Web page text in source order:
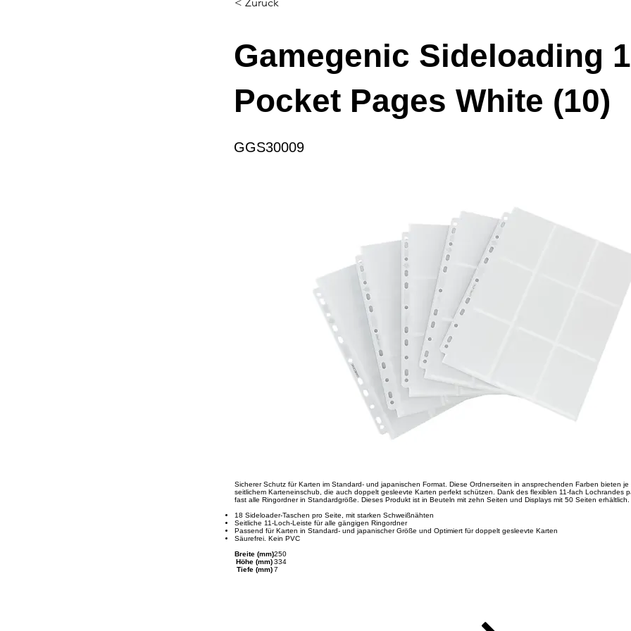
Gamegenic Sideloading
Pocket Pages White (10)
GGS30009
Sicherer Schutz für Karten im Standard- und japanischen Format. Diese Ordnerseiten in ansprechenden Farben bieten je
seitlichem Karteneinschub, die auch doppelt gesleevte Karten perfekt schützen. Dank des flexiblen 11-fach Lochrandes
fast alle Ringordner in Standardgröße. Dieses Produkt ist in Beuteln mit zehn Seiten und Displays mit 50 Seiten erhältlich.
18 Sideloader-Taschen pro Seite, mit starken Schweißnähten
Seitliche 11-Loch-Leiste für alle gängigen Ringordner
Passend für Karten in Standard- und japanischer Größe und Optimiert für doppelt gesleevte Karten
Säurefrei. Kein PVC
Breite (mm)250
Höhe (mm)334
Tiefe (mm) 7